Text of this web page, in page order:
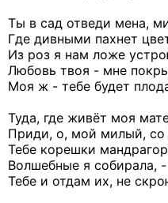
Ты в сад отведи мена,
Где дивными пахнет
Из роз я нам ложе
Любовь твоя - мне
Моя ж - тебе будет
Туда, где живёт моя
Приди, о, мой милый,
Тебе корешки
Волшебные я собирала, -
Тебе и отдам их, не